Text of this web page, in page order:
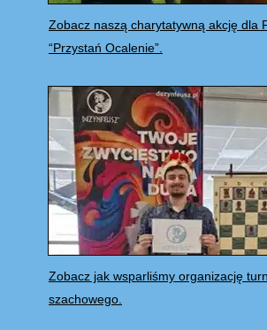
Zobacz naszą charytatywną akcję dla
“Przystań Ocalenie”.
Zobacz jak wsparliśmy organizację
szachowego.